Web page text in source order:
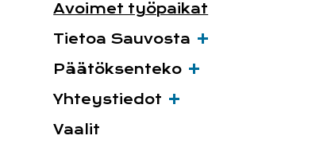
Avoimet työpaikat
Tietoa Sauvosta
Päätöksenteko
Yhteystiedot
Vaalit